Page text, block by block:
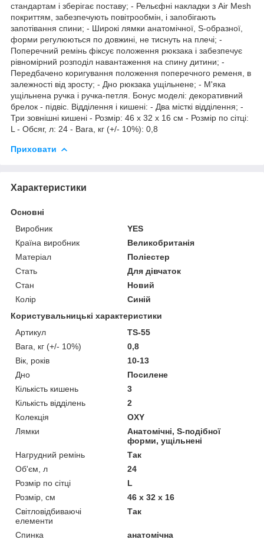
стандартам і зберігає поставу; - Рельєфні накладки з Air Mesh
покриттям, забезпечують повітрообмін, і запобігають
запотівання спини; - Широкі лямки анатомічної, S-образної,
форми регулюються по довжині, не тиснуть на плечі; -
Поперечний ремінь фіксує положення рюкзака і забезпечує
рівномірний розподіл навантаження на спину дитини; -
Передбачено коригування положення поперечного ременя, в
залежності від зросту; - Дно рюкзака ущільнене; - М'яка
ущільнена ручка і ручка-петля. Бонус моделі: декоративний
брелок - підвіс. Відділення і кишені: - Два місткі відділення; -
Три зовнішні кишені - Розмір: 46 х 32 х 16 см - Розмір по сітці:
L - Обсяг, л: 24 - Вага, кг (+/- 10%): 0,8
Приховати
Характеристики
Основні
Виробник
YES
Країна виробник
Великобританія
Матеріал
Поліестер
Стать
Для дівчаток
Стан
Новий
Колір
Синій
Користувальницькі характеристики
Артикул
TS-55
Вага, кг (+/- 10%)
0,8
Вік, років
10-13
Дно
Посилене
Кількість кишень
3
Кількість відділень
2
Колекція
OXY
Лямки
Анатомічні, S-подібної
форми, ущільнені
Нагрудний ремінь
Так
Об'єм, л
24
Розмір по сітці
L
Розмір, см
46 x 32 x 16
Світловідбиваючі
елементи
Так
Спинка
анатомічна